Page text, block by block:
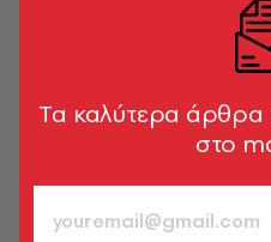
Tα καλύτερα άρθρα
στο